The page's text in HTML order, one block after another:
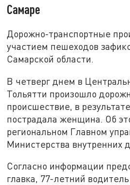
Самаре
Дорожно-транспортные
участием пешеходов
Самарской области.
В четверг днем в
Тольятти произошло
происшествие, в
пострадала женщина. Об
региональном Главном
Министерства внутренних
Согласно информации
главка, 77-летний